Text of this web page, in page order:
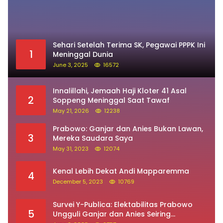
2
Innalillahi, Jemaah Haji Kloter 41 Asal
Soppeng Meninggal Saat Tawaf
May 21, 2026 12238
3
Mereka Saudara Saya
May 31, 2023 12074
4 Kenal Lebih Dekat Andi Mapparemma
December 5, 2023 10769
5
Ungguli Ganjar dan Anies Seiring
Kepuasan Terhadap Jokowi Naik
June 2, 2023 9757
6
Meninggal Dunia
May 25, 2024 9512